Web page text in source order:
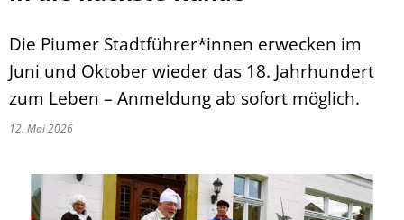
Die Piumer Stadtführer*innen erwecken im
Juni und Oktober wieder das 18. Jahrhundert
zum Leben – Anmeldung ab sofort möglich.
12. Mai 2026